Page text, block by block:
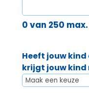
0 van 250
Heeft jouw
krijgt jouw kind